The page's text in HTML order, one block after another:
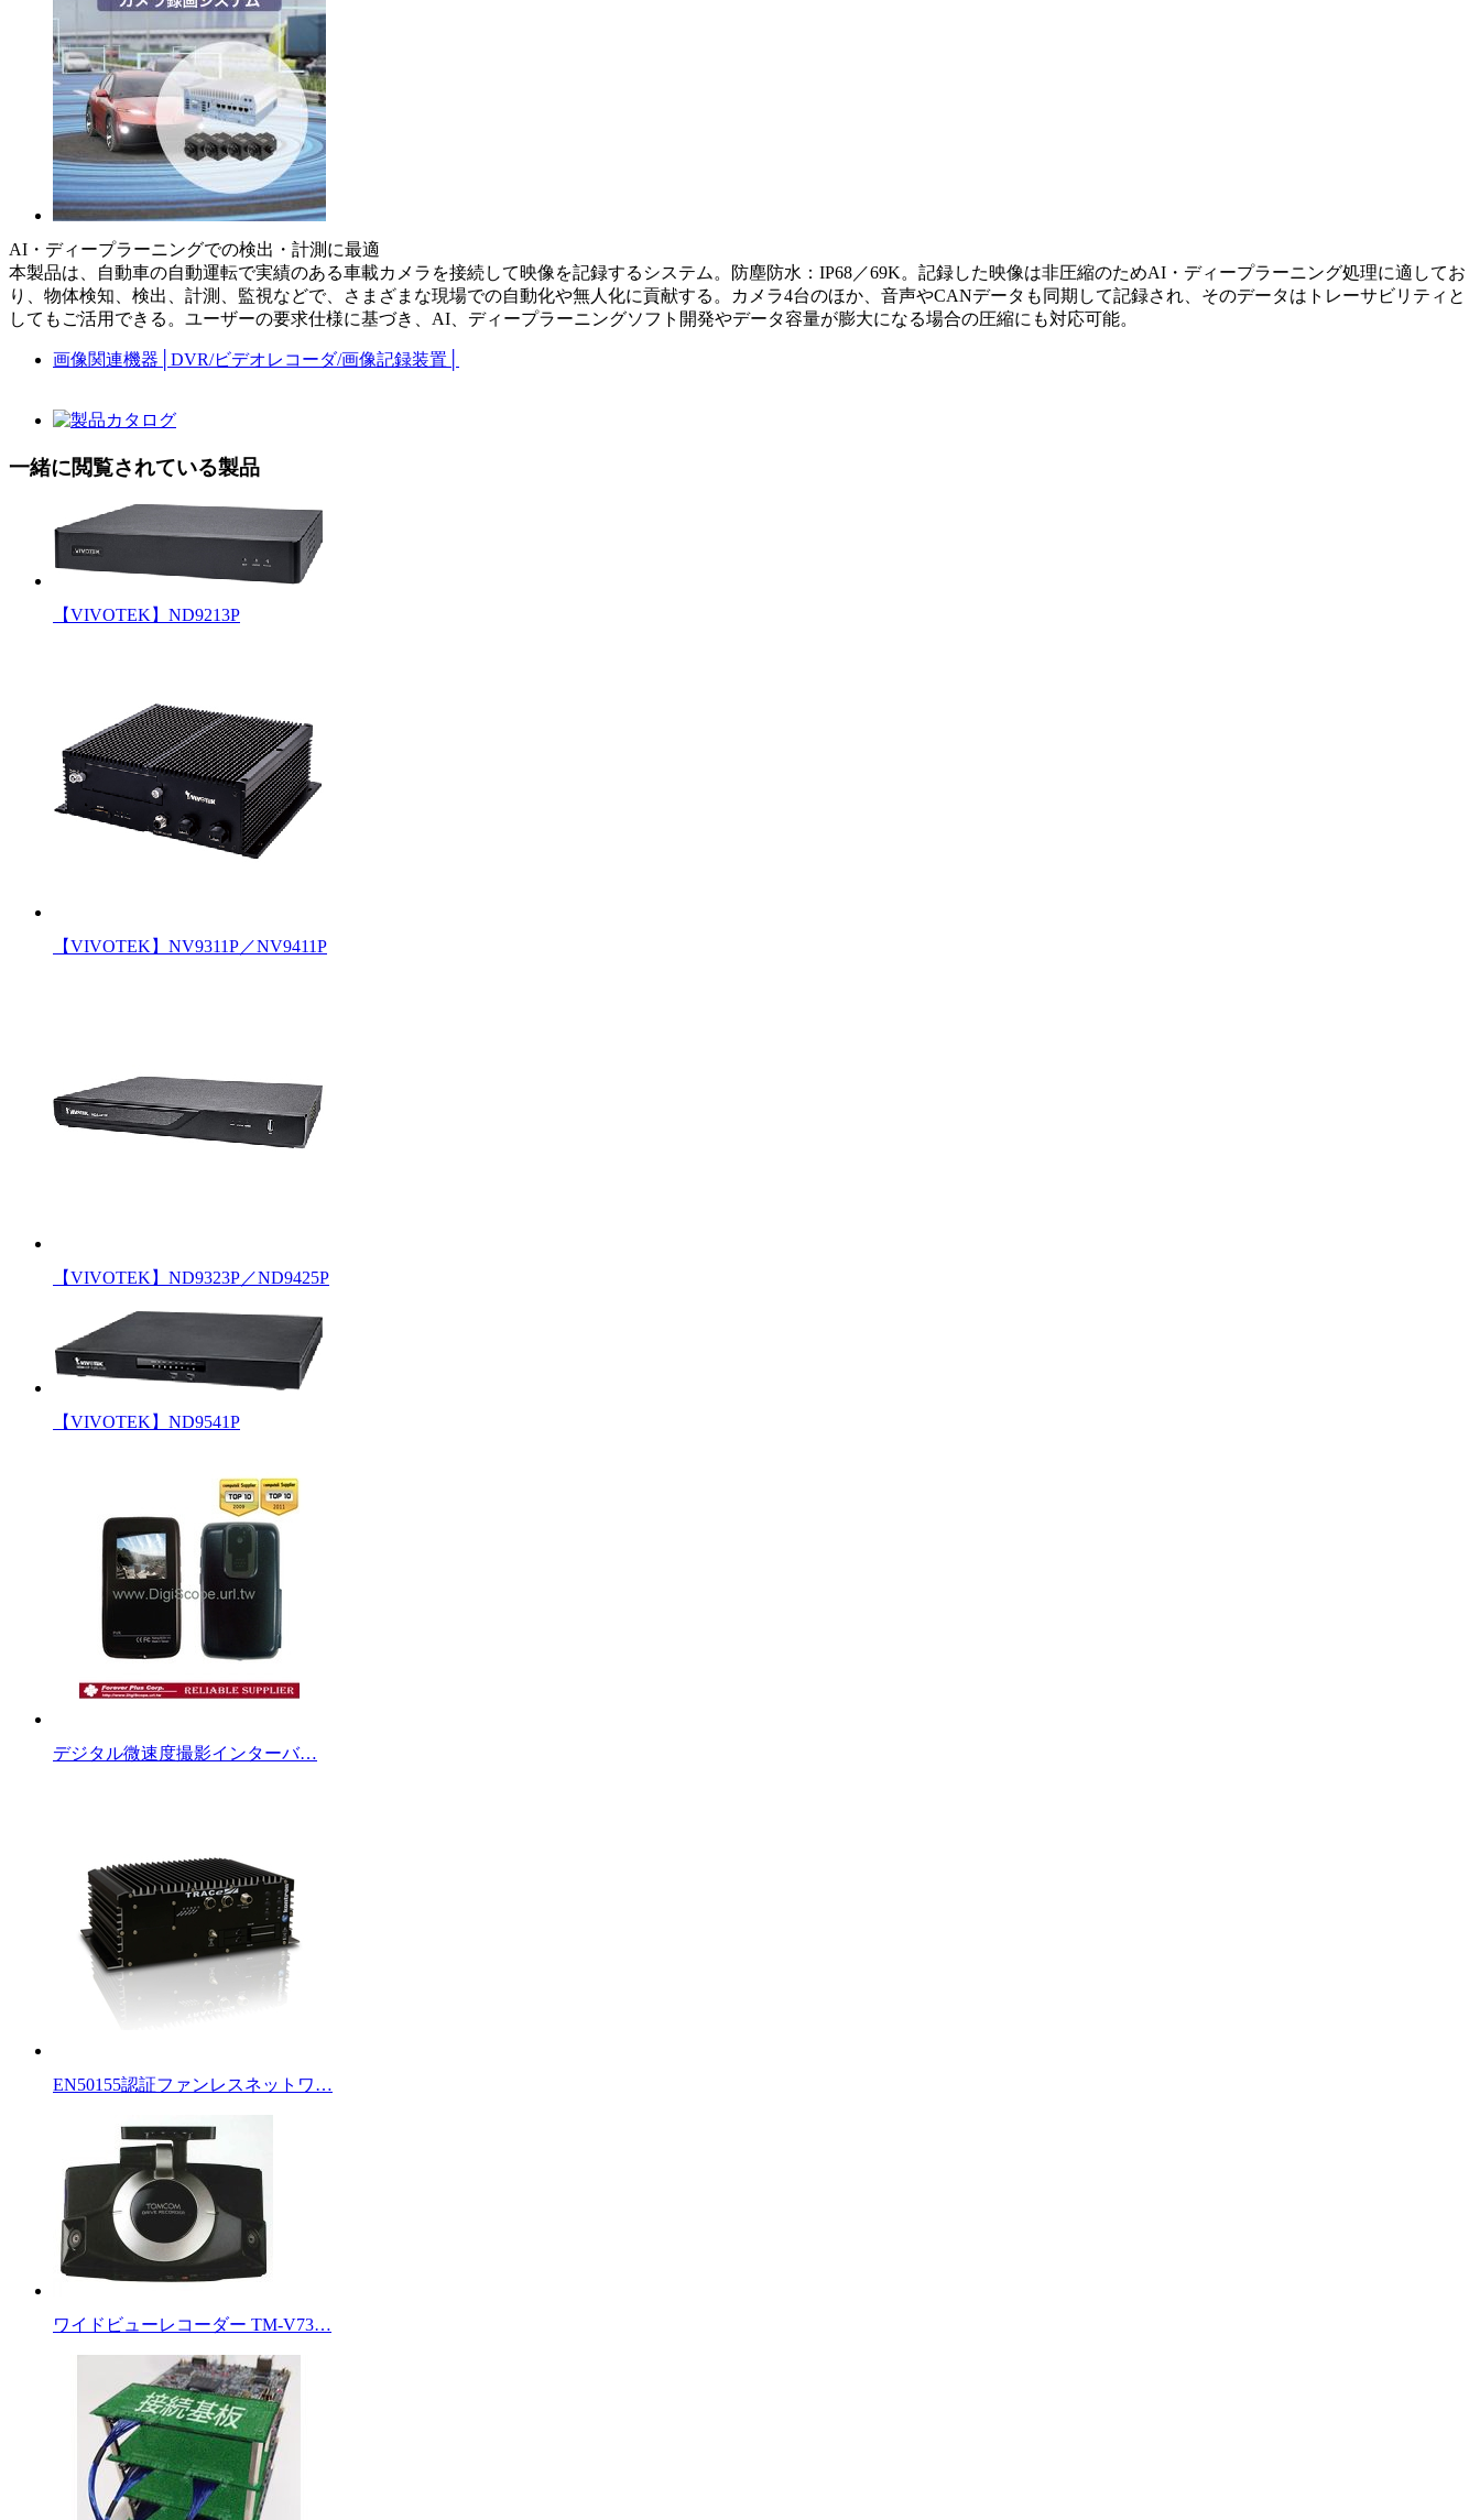
AI・ディープラーニングでの検出・計測に最適
本製品は、自動車の自動運転で実績のある車載カメラを接続して映像を記録するシステム。防塵防水：IP68／69K。記録した映像は非圧縮のためAI・ディープラーニング処理に適してお
り、物体検知、検出、計測、監視などで、さまざまな現場での自動化や無人化に貢献する。カメラ4台のほか、音声やCANデータも同期して記録され、そのデータはトレーサビリティと
してもご活用できる。ユーザーの要求仕様に基づき、AI、ディープラーニングソフト開発やデータ容量が膨大になる場合の圧縮にも対応可能。
画像関連機器 DVR/ビデオレコーダ/画像記録装置
一緒に閲覧されている製品
【VIVOTEK】ND9213P
【VIVOTEK】NV9311P／NV9411P
【VIVOTEK】ND9323P／ND9425P
【VIVOTEK】ND9541P
デジタル微速度撮影インターバ…
EN50155認証ファンレスネットワ…
ワイドビューレコーダー TM-V73…